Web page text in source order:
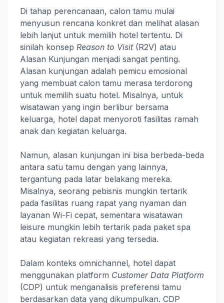
Di tahap perencanaan, calon tamu mulai
menyusun rencana konkret dan melihat alasan
lebih lanjut untuk memilih hotel tertentu. Di
sinilah konsep Reason to Visit(R2V) atau
Alasan Kunjungan menjadi sangat penting.
Alasan kunjungan adalah pemicu emosional
yang membuat calon tamu merasa terdorong
untuk memilih suatu hotel. Misalnya, untuk
wisatawan yang ingin berlibur bersama
keluarga, hotel dapat menyoroti fasilitas ramah
anak dan kegiatan keluarga.
Namun, alasan kunjungan ini bisa berbeda-beda
antara satu tamu dengan yang lainnya,
tergantung pada latar belakang mereka.
Misalnya, seorang pebisnis mungkin tertarik
pada fasilitas ruang rapat yang nyaman dan
layanan Wi-Fi cepat, sementara wisatawan
leisure mungkin lebih tertarik pada paket spa
atau kegiatan rekreasi yang tersedia.
Dalam konteks omnichannel, hotel dapat
menggunakan platform Customer Data Platform
(CDP) untuk menganalisis preferensi tamu
berdasarkan data yang dikumpulkan. CDP